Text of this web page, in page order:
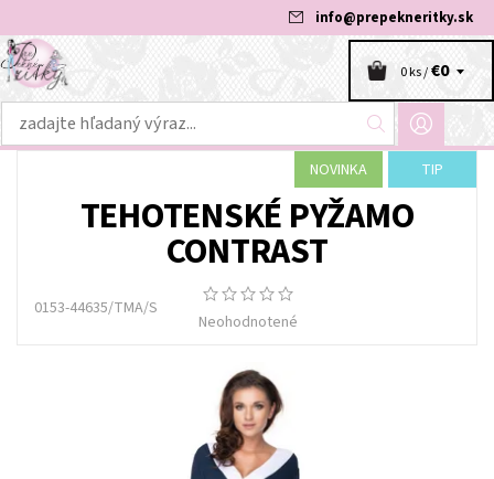
info@prepekneritky.sk
0 ks /€0
NOVINKA TIP
TEHOTENSKÉ PYŽAMO
CONTRAST
0153-44635/TMA/S
Neohodnotené